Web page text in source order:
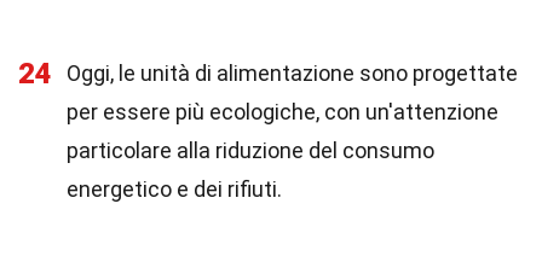
24
Oggi, le unità di alimentazione sono progettate
per essere più ecologiche, con un'attenzione
particolare alla riduzione del consumo
energetico e dei rifiuti.